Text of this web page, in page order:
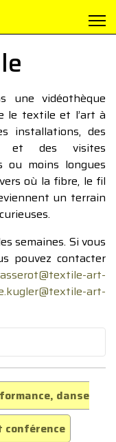
une vidéothèque
le textile et l’art à
installations, des
et des visites
ou moins longues
où la fibre, le fil
un terrain
semaines. Si vous
pouvez contacter
art-
art-
danse